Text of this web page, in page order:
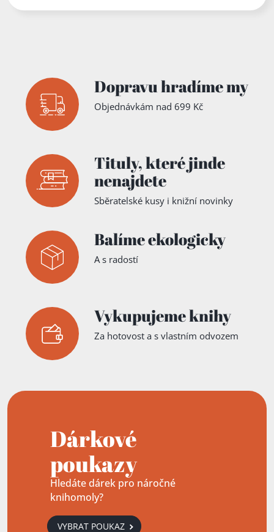
Dopravu hradíme my
Objednávkám nad 699 Kč
Tituly,které jinde
nenajdete
Sběratelské kusy i knižní novinky
Balíme ekologicky
A s radostí
Vykupujeme knihy
Za hotovost a s vlastním odvozem
Dárkové
poukazy
Hledáte dárek pro náročné
knihomoly?
VYBRAT POUKAZ